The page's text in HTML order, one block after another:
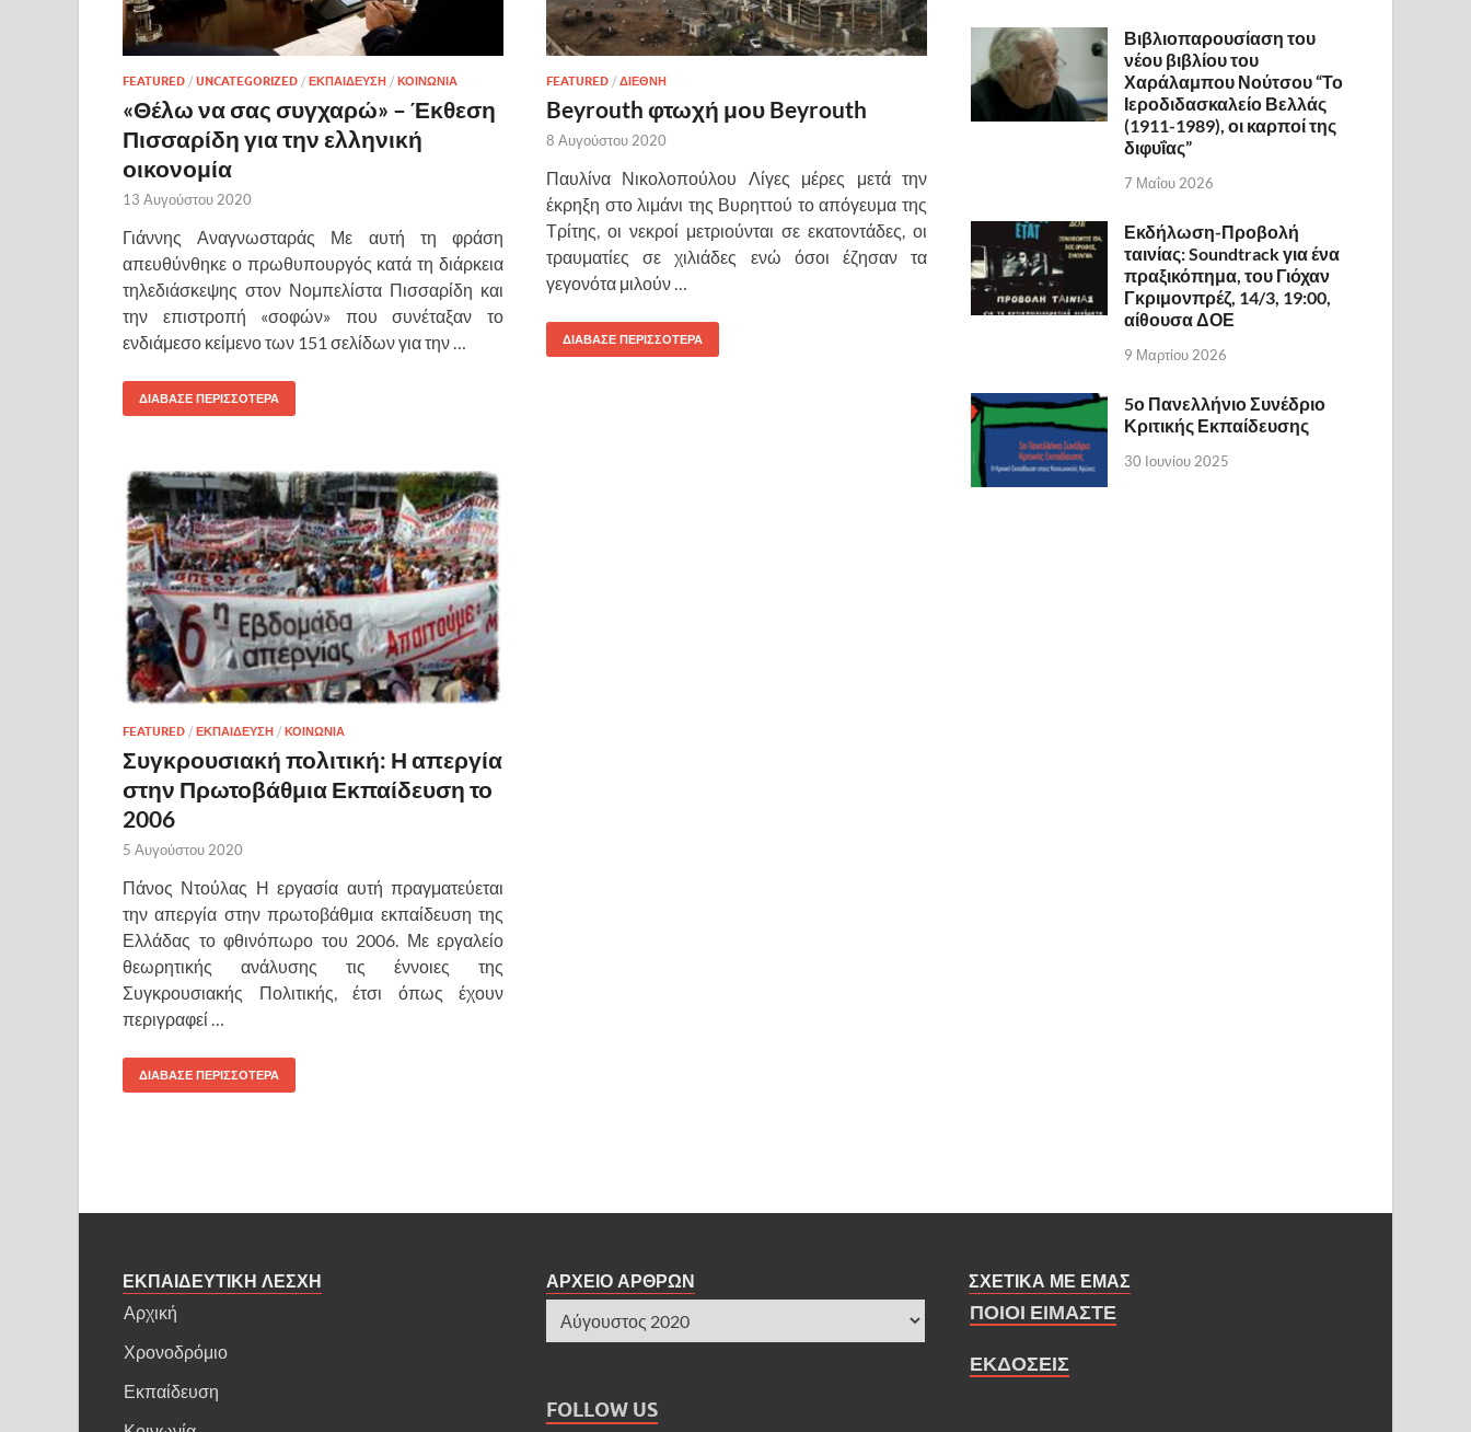
FEATURED / UNCATEGORIZED / ΕΚΠΑΙΔΕΥΣΗ / ΚΟΙΝΩΝΙΑ
«Θέλω να σας συγχαρώ» – Έκθεση
Πισσαρίδη για την ελληνική
οικονομία
13 Αυγούστου 2020
Γιάννης Αναγνωσταράς Με αυτή τη φράση
απευθύνθηκε ο πρωθυπουργός κατά τη διάρκεια
τηλεδιάσκεψης στον Νομπελίστα Πισσαρίδη και
την επιστροπή «σοφών» που συνέταξαν το
ενδιάμεσο κείμενο των 151 σελίδων για την …
ΔΙΑΒΑΣΕ ΠΕΡΙΣΣΟΤΕΡΑ
FEATURED / ΔΙΕΘΝΗ
Beyrouth φτωχή μου Beyrouth
8 Αυγούστου 2020
Παυλίνα Νικολοπούλου Λίγες μέρες μετά την
έκρηξη στο λιμάνι της Βυρηττού το απόγευμα της
Τρίτης, οι νεκροί μετριούνται σε εκατοντάδες, οι
τραυματίες σε χιλιάδες ενώ όσοι έζησαν τα
γεγονότα μιλούν …
ΔΙΑΒΑΣΕ ΠΕΡΙΣΣΟΤΕΡΑ
FEATURED / ΕΚΠΑΙΔΕΥΣΗ / ΚΟΙΝΩΝΙΑ
Συγκρουσιακή πολιτική: Η απεργία
στην Πρωτοβάθμια Εκπαίδευση το
2006
5 Αυγούστου 2020
Πάνος Ντούλας Η εργασία αυτή πραγματεύεται
την απεργία στην πρωτοβάθμια εκπαίδευση της
Ελλάδας το φθινόπωρο του 2006. Με εργαλείο
θεωρητικής ανάλυσης τις έννοιες της
Συγκρουσιακής Πολιτικής, έτσι όπως έχουν
περιγραφεί …
ΔΙΑΒΑΣΕ ΠΕΡΙΣΣΟΤΕΡΑ
Βιβλιοπαρουσίαση του
νέου βιβλίου του
Χαράλαμπου Νούτσου “Το
Ιεροδιδασκαλείο Βελλάς
(1911-1989), οι καρποί της
διφυΐας”
7 Μαΐου 2026
Εκδήλωση-Προβολή
ταινίας: Soundtrack για ένα
πραξικόπημα, του Γιόχαν
Γκριμονπρέζ, 14/3, 19:00,
αίθουσα ΔΟΕ
9 Μαρτίου 2026
5ο Πανελλήνιο Συνέδριο
Κριτικής Εκπαίδευσης
30 Ιουνίου 2025
ΕΚΠΑΙΔΕΥΤΙΚΗ ΛΕΣΧΗ
Αρχική
Χρονοδρόμιο
Εκπαίδευση
ΑΡΧΕΙΟ ΑΡΘΡΩΝ
FOLLOW US
ΣΧΕΤΙΚΑ ΜΕ ΕΜΑΣ
ΠΟΙΟΙ ΕΙΜΑΣΤΕ
ΕΚΔΟΣΕΙΣ